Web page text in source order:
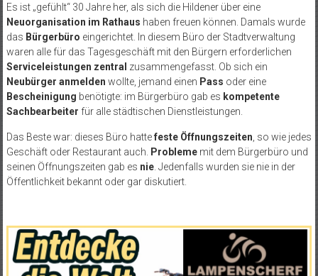
Es ist „gefühlt“ 30 Jahre her, als sich die Hildener über eine
Neuorganisation im Rathaus haben freuen können. Damals wurde
das Bürgerbüro eingerichtet. In diesem Büro der Stadtverwaltung
waren alle für das Tagesgeschäft mit den Bürgern erforderlichen
Serviceleistungen zentral zusammengefasst. Ob sich ein
Neubürger anmelden wollte, jemand einen Pass oder eine
Bescheinigung benötigte: im Bürgerbüro gab es kompetente
Sachbearbeiter für alle städtischen Dienstleistungen.
Das Beste war: dieses Büro hattefeste Öffnungszeiten, so wie jedes
Geschäft oder Restaurant auch. Problememit dem Bürgerbüro und
seinen Öffnungszeiten gab es nie. Jedenfalls wurden sie nie in der
Öffentlichkeit bekannt oder gar diskutiert.